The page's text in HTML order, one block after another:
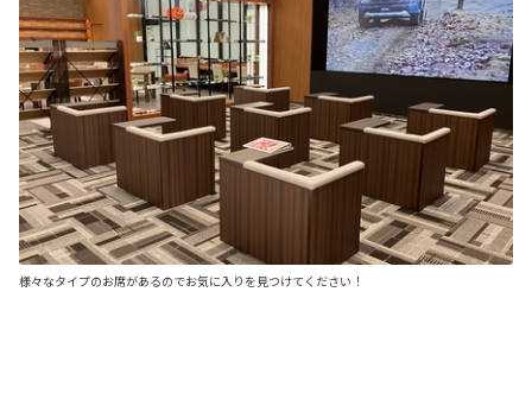
様々なタイプのお席があるのでお気に入りを見つけてください！